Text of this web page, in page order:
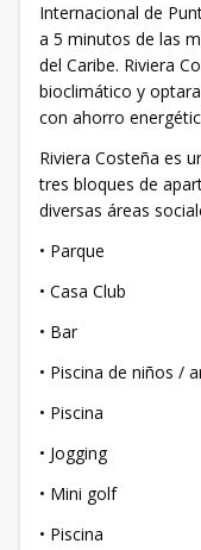
Internacional de
a 5 minutos de las
del Caribe. Riviera
bioclimático y
con ahorro
Riviera Costeña es
tres bloques de
diversas áreas
• Parque
• Casa Club
• Bar
• Piscina de niños /
• Piscina
• Jogging
• Mini golf
• Piscina